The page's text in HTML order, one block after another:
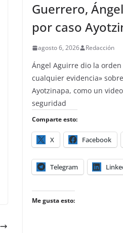
Guerrero,
por caso
agosto 6, 2026 Redacción
Ángel Aguirre dio la
cualquier evidencia»
Ayotzinapa, como un
seguridad
Comparte esto:
X Facebook
Telegram
Me gusta esto: